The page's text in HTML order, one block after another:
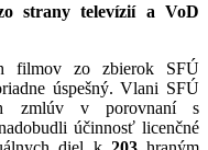
strany televízií a VoD
filmov zo zbierok SFÚ
úspešný. Vlani SFÚ
zmlúv v porovnaní s
účinnosť licenčné